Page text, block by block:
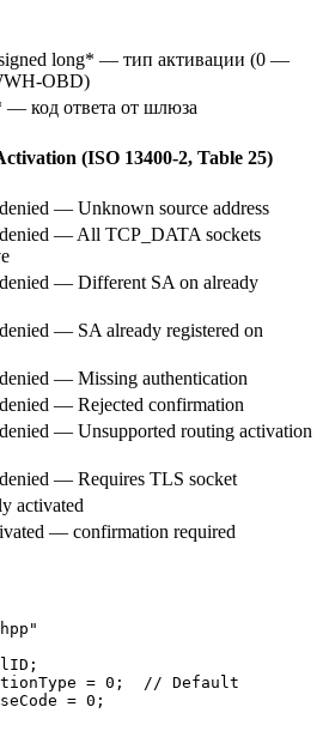
long* — тип активации (0 —
OBD)
— код ответа от шлюза
(ISO 13400-2, Table 25)
— Unknown source address
— All TCP_DATA sockets
— Different SA on already
— SA already registered on
— Missing authentication
— Rejected confirmation
— Unsupported routing activation
— Requires TLS socket
activated
— confirmation required
= 0;  // Default
= 0;